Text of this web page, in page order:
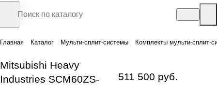
Главная Каталог Мульти-сплит-системы Комплекты мульти-сплит-
Mitsubishi Heavy
Industries SCM60ZS-
511 500 руб.